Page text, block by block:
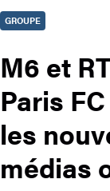
GROUPE
M6 et
Paris
les
médias